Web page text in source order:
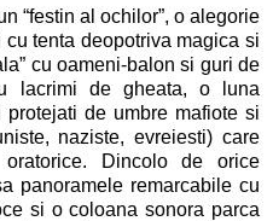
“festin al ochilor”, o alegorie
tenta deopotriva magica si
cu oameni-balon si guri de
lacrimi de gheata, o luna
de umbre mafiote si
naziste, evreiesti) care
Dincolo de orice
panoramele remarcabile cu
si o coloana sonora parca